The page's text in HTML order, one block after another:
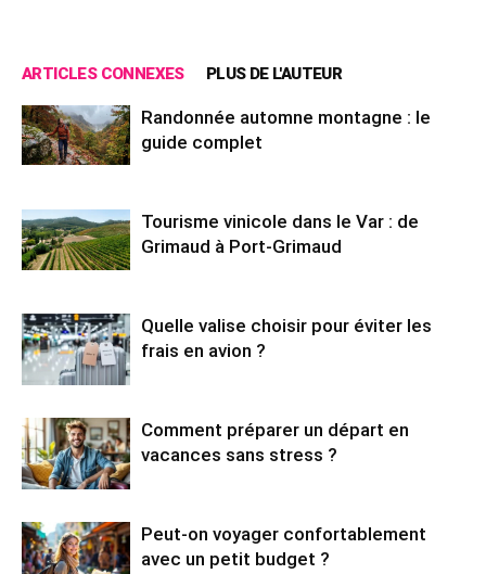
ARTICLES CONNEXES PLUS DE L'AUTEUR
Randonnée automne montagne : le
guide complet
Tourisme vinicole dans le Var : de
Grimaud à Port-Grimaud
Quelle valise choisir pour éviter les
frais en avion ?
Comment préparer un départ en
vacances sans stress ?
Peut-on voyager confortablement
avec un petit budget ?